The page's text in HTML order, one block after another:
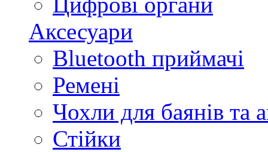
Аксесуари
Bluetooth приймачі
Ремені
Чохли для баянів та
Стійки